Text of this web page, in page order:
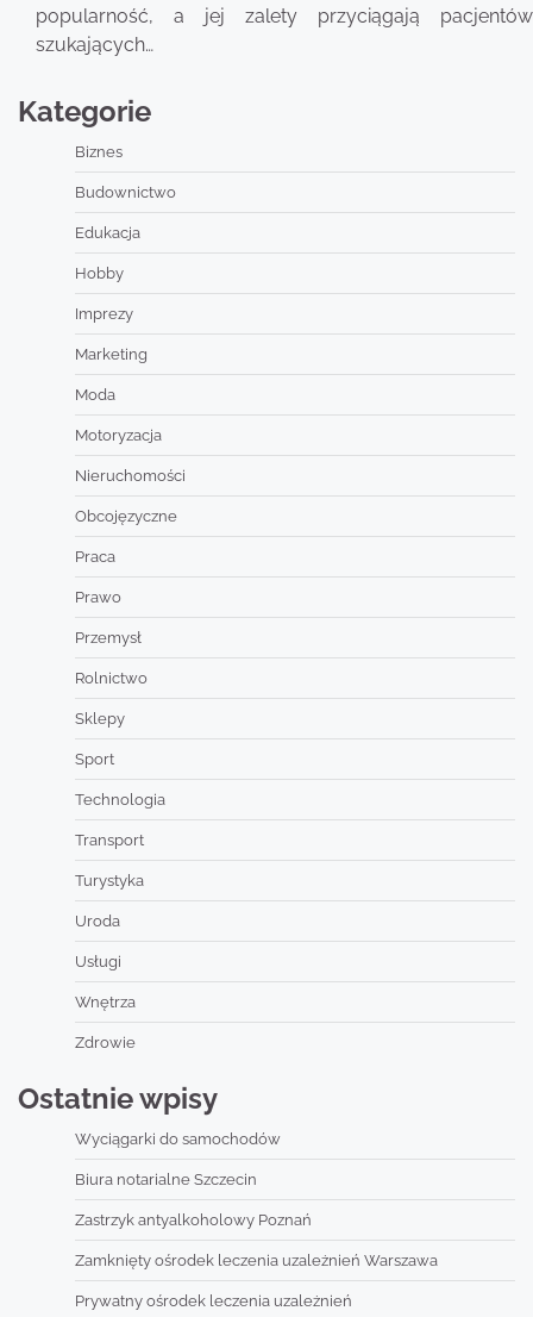
popularność, a jej zalety przyciągają pacjentów
szukających…
Kategorie
Biznes
Budownictwo
Edukacja
Hobby
Imprezy
Marketing
Moda
Motoryzacja
Nieruchomości
Obcojęzyczne
Praca
Prawo
Przemysł
Rolnictwo
Sklepy
Sport
Technologia
Transport
Turystyka
Uroda
Usługi
Wnętrza
Zdrowie
Ostatnie wpisy
Wyciągarki do samochodów
Biura notarialne Szczecin
Zastrzyk antyalkoholowy Poznań
Zamknięty ośrodek leczenia uzależnień Warszawa
Prywatny ośrodek leczenia uzależnień